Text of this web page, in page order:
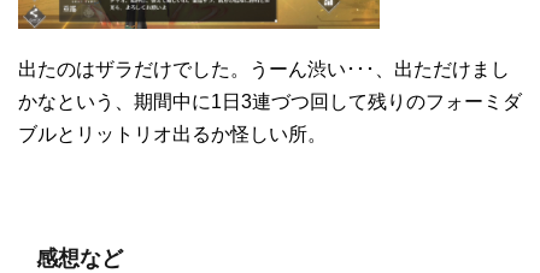
出たのはザラだけでした。うーん渋い･･･、出ただけまし
かなという、期間中に1日3連づつ回して残りのフォーミダ
ブルとリットリオ出るか怪しい所。
感想など